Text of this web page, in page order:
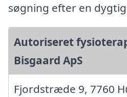
søgning efter en dygtig
Autoriseret
Bisgaard ApS
Fjordstræde 9, 7760